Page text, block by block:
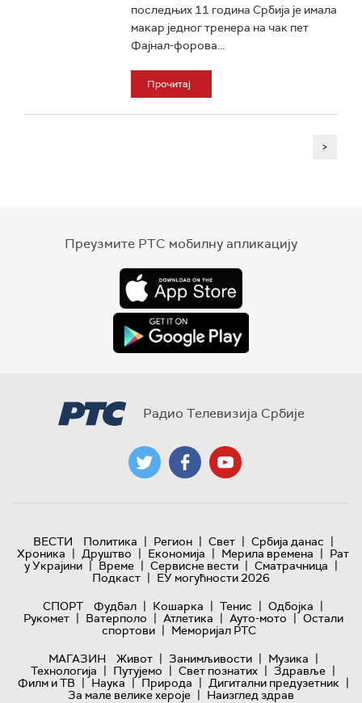
последњих 11 година Србија је имала
макар једног тренера на чак пет
Фајнал-форова...
Прочитај
>
Преузмите РТС мобилну апликацију
Радио Телевизија Србије
ВЕСТИ Политика | Регион | Свет | Србија данас |
Хроника | Друштво | Економија | Мерила времена | Рат
у Украјини | Време | Сервисне вести | Сматрачница |
Подкаст | ЕУ могућности 2026
СПОРТ
Фудбал | Кошарка | Тенис | Одбојка |
Рукомет | Ватерполо | Атлетика | Ауто-мото | Остали
спортови | Меморијал РТС
МАГАЗИН
Живот | Занимљивости | Музика |
Технологијa | Путујемо | Свет познатих | Здравље |
Филм и ТВ | Наука | Природа | Дигитални предузетник |
За мале велике хероје | Наизглед здрав